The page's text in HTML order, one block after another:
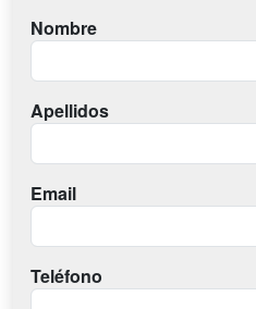
Nombre
Apellidos
Email
Teléfono